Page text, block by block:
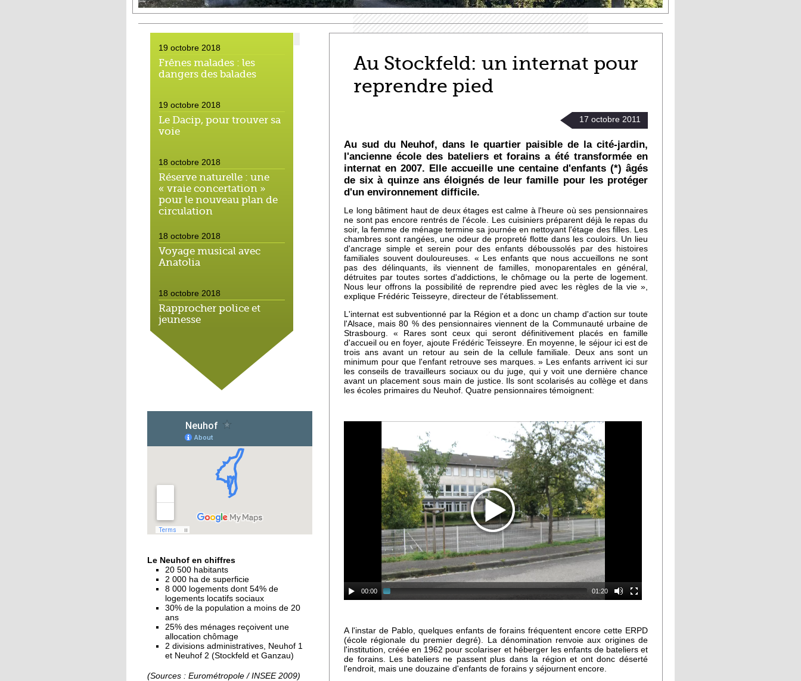
19 octobre 2018
Frênes malades : les
dangers des balades
19 octobre 2018
Le Dacip, pour trouver sa
voie
18 octobre 2018
Réserve naturelle : une
« vraie concertation »
pour le nouveau plan de
circulation
18 octobre 2018
Voyage musical avec
Anatolia
18 octobre 2018
Rapprocher police et
jeunesse
18 octobre 2018
Un jardin face aux
obstacles
Jouer à Fifa à la
médiathèque
16 octobre 2018
«Chacun me propose un
autofinancement là, ce
qui vous vient !»
16 octobre 2018
ciel ouvert »
16 octobre 2018
Un vécu de poids
15 octobre 2018
Difracto : devenir un pro
avec Django
Le Neuhof en chiffres
20 500 habitants
2 000 ha de superficie
8 000 logements dont 54% de
logements locatifs sociaux
30% de la population a moins de 20
ans
25% des ménages reçoivent une
allocation chômage
2 divisions administratives, Neuhof 1
et Neuhof 2 (Stockfeld et Ganzau)
(Sources : Eurométropole / INSEE 2009)
Au Stockfeld: un internat pour
reprendre pied
17 octobre 2011
Au sud du Neuhof, dans le quartier paisible de la cité-jardin,
l'ancienne école des bateliers et forains a été transformée en
internat en 2007. Elle accueille une centaine d'enfants (*) âgés
de six à quinze ans éloignés de leur famille pour les protéger
d'un environnement difficile.
Le long bâtiment haut de deux étages est calme à l'heure où ses pensionnaires
ne sont pas encore rentrés de l'école. Les cuisiniers préparent déjà le repas du
soir, la femme de ménage termine sa journée en nettoyant l'étage des filles. Les
chambres sont rangées, une odeur de propreté flotte dans les couloirs. Un lieu
d'ancrage simple et serein pour des enfants déboussolés par des histoires
familiales souvent douloureuses. « Les enfants que nous accueillons ne sont
pas des délinquants, ils viennent de familles, monoparentales en général,
détruites par toutes sortes d'addictions, le chômage ou la perte de logement.
Nous leur offrons la possibilité de reprendre pied avec les règles de la vie »,
explique Frédéric Teisseyre, directeur de l'établissement.
L'internat est subventionné par la Région et a donc un champ d'action sur toute
l'Alsace, mais 80 % des pensionnaires viennent de la Communauté urbaine de
Strasbourg. « Rares sont ceux qui seront définitivement placés en famille
d'accueil ou en foyer, ajoute Frédéric Teisseyre. En moyenne, le séjour ici est de
trois ans avant un retour au sein de la cellule familiale. Deux ans sont un
minimum pour que l'enfant retrouve ses marques. » Les enfants arrivent ici sur
les conseils de travailleurs sociaux ou du juge, qui y voit une dernière chance
avant un placement sous main de justice. Ils sont scolarisés au collège et dans
les écoles primaires du Neuhof. Quatre pensionnaires témoignent:
00:00 01:20
A l'instar de Pablo, quelques enfants de forains fréquentent encore cette ERPD
(école régionale du premier degré). La dénomination renvoie aux origines de
l'institution, créée en 1962 pour scolariser et héberger les enfants de bateliers et
de forains. Les bateliers ne passent plus dans la région et ont donc déserté
l'endroit, mais une douzaine d'enfants de forains y séjournent encore.